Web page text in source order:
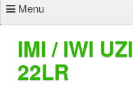
Menu
IMI / IWI
22LR